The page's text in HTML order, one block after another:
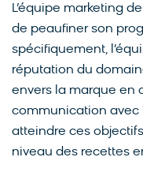
L’équipe marketing
de peaufiner son
spécifiquement,
réputation du
envers la marque en
communication avec
atteindre ces
niveau des recettes